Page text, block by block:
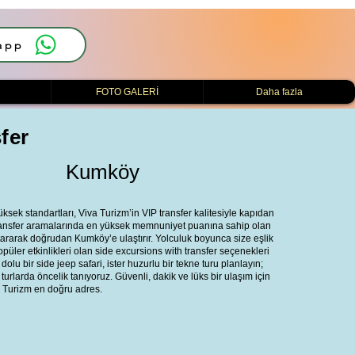
FOTO GALERİ Daha fazla
Kumköy
standartları, Viva Turizm’in VIP transfer kalitesiyle kapıdan
aramalarında en yüksek memnuniyet puanına sahip olan
doğrudan Kumköy’e ulaştırır. Yolculuk boyunca size eşlik
etkinlikleri olan side excursions with transfer seçenekleri
bir side jeep safari, ister huzurlu bir tekne turu planlayın;
öncelik tanıyoruz. Güvenli, dakik ve lüks bir ulaşım için
Turizm en doğru adres.